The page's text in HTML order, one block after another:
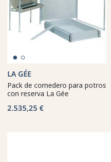
LA GÉE
Pack de comedero para potros
con reserva La Gée
2.535,25 €